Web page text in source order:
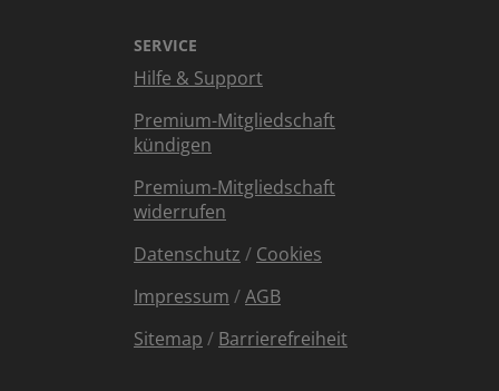
SERVICE
Hilfe & Support
Premium-Mitgliedschaft
kündigen
Premium-Mitgliedschaft
widerrufen
Datenschutz / Cookies
Impressum /AGB
Sitemap / Barrierefreiheit